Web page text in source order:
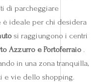
di parcheggiare
è ideale per chi desidera
si raggiungono i centri
Azzurro e Portoferraio .
in una zona tranquilla,
e vie dello shopping.